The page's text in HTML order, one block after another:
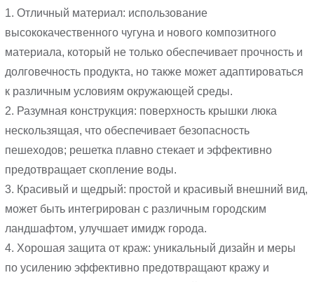
1. Отличный материал: использование
высококачественного чугуна и нового композитного
материала, который не только обеспечивает прочность и
долговечность продукта, но также может адаптироваться
к различным условиям окружающей среды.
2. Разумная конструкция: поверхность крышки люка
нескользящая, что обеспечивает безопасность
пешеходов; решетка плавно стекает и эффективно
предотвращает скопление воды.
3. Красивый и щедрый: простой и красивый внешний вид,
может быть интегрирован с различным городским
ландшафтом, улучшает имидж города.
4. Хорошая защита от краж: уникальный дизайн и меры
по усилению эффективно предотвращают кражу и